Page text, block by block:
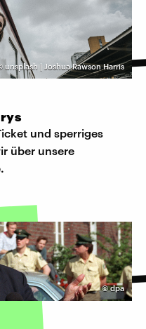
unsplash | Joshua Rawson Harris
und sperriges
über unsere
©dpa